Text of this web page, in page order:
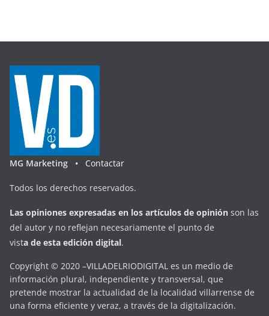
MG Marketing • Contactar
Todos los derechos reservados.
Las opiniones expresadas en los artículos de opinión son las
del autor y no reflejan necesariamente el punto de
vista de esta edición digital.
Copyright © 2020 –VILLADELRIODIGITAL es un medio de
información plural, independiente y transversal, que
pretende mostrar la actualidad de la localidad villarrense de
una forma eficiente y veraz, a través de la digitalización.